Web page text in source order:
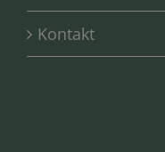
Kontakt